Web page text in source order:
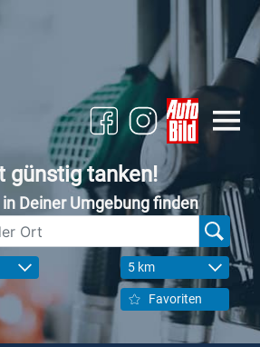
günstig tanken!
Deiner Umgebung finden
5 km
Favoriten